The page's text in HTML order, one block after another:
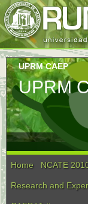
UPRM CAEP
UPRM
Home NCATE
Research and